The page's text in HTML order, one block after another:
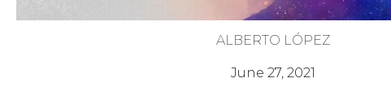
ALBERTO LÓPEZ
June 27, 2021